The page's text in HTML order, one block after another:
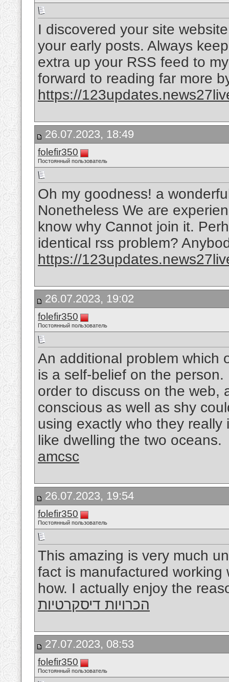
I discovered your site
your early posts. Always
extra up your RSS feed to
forward to reading far more
https://
26.07.2023, 18:49
folefir350
Постоянный пользователь
Oh my goodness! a
Nonetheless We are
know why Cannot join it.
identical rss problem?
https://
26.07.2023, 19:02
folefir350
Постоянный пользователь
An additional problem which
is a self-belief on the
order to discuss on the web,
conscious as well as shy
using exactly who they really
like dwelling the two oceans.
amcsc
26.07.2023, 19:54
folefir350
Постоянный пользователь
This amazing is very much
fact is manufactured
how. I actually enjoy the
הכרויות דיסקרטיות
27.07.2023, 08:53
folefir350
Постоянный пользователь